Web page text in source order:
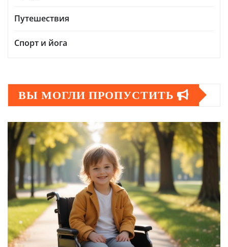
Путешествия
Спорт и йога
ВЫ МОГЛИ ПРОПУСТИТЬ